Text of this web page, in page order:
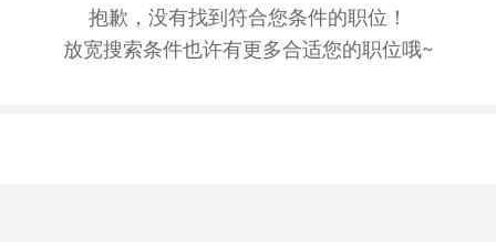
抱歉，没有找到符合您条件的职位！
放宽搜索条件也许有更多合适您的职位哦~